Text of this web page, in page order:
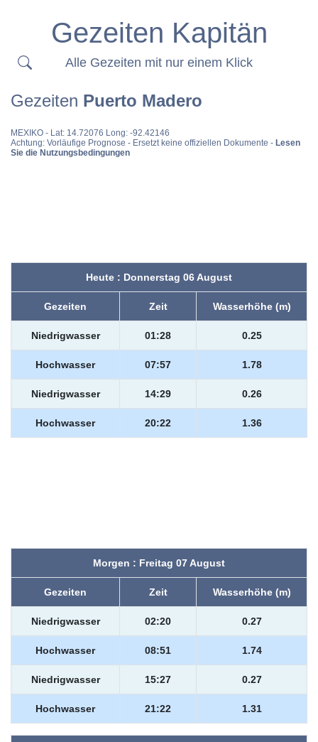
Gezeiten Kapitän
Alle Gezeiten mit nur einem Klick
Gezeiten Puerto Madero
MEXIKO - Lat: 14.72076 Long: -92.42146
Achtung: Vorläufige Prognose - Ersetzt keine offiziellen Dokumente - Lesen
Sie die Nutzungsbedingungen
Heute : Donnerstag 06 August
Gezeiten Zeit Wasserhöhe (m)
Niedrigwasser 01:28 0.25
Hochwasser 07:57 1.78
Niedrigwasser 14:29 0.26
Hochwasser 20:22 1.36
Morgen : Freitag 07 August
Gezeiten Zeit Wasserhöhe (m)
Niedrigwasser 02:20 0.27
Hochwasser 08:51 1.74
Niedrigwasser 15:27 0.27
Hochwasser 21:22 1.31